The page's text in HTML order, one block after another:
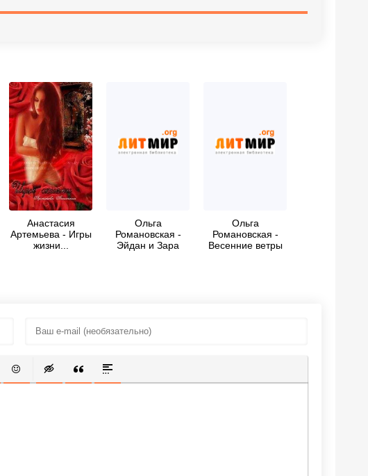
Анастасия
Артемьева - Игры
жизни...
Ольга
Романовская -
Эйдан и Зара
Ольга
Романовская -
Весенние ветры
СПИСОК
ССЫЛКУЗАЩИЩЕННУЮ ССЫЛКУ
ВСТАВИТЬ СМАЙЛИК
ВСТАВКА СКРЫТОГО ТЕКСТА
ВСТАВКА ЦИТАТЫ
ВСТАВКА СПОЙЛЕРА